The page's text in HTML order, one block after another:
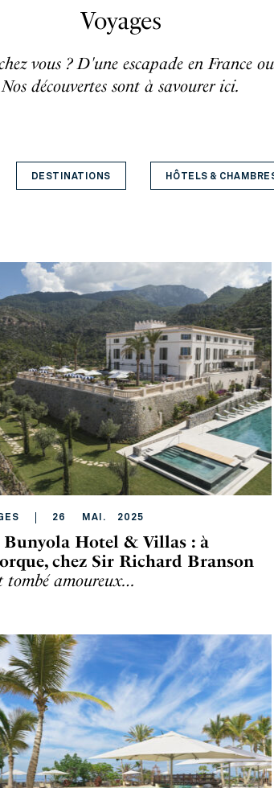
Voyages
vous ? D'une escapade en France
Nos découvertes sont à savourer ici.
DESTINATIONS HÔTELS &
26 MAI . 2025
Bunyola Hotel & Villas : à
chez Sir Richard Branson
tombé amoureux…